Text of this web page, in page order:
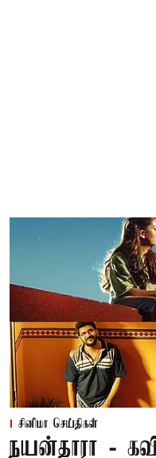
சினிமா செய்திகள்
நயன்தாரா -